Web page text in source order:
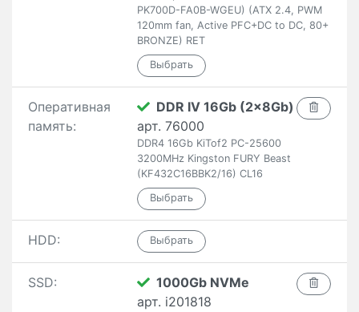
PK700D-FA0B-WGEU) (ATX 2.4, PWM
120mm fan, Active PFC+DC to DC, 80+
BRONZE) RET
Оперативная
память:
DDR IV 16Gb (2x8Gb)
арт. 76000
DDR4 16Gb KiTof2 PC-25600
3200MHz Kingston FURY Beast
(KF432C16BBK2/16) CL16
HDD:
SSD:
1000Gb NVMe
арт. i201818